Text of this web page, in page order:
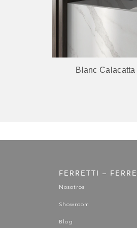
Blanc Calacatta
FERRETTI –
Nosotros
Showroom
Blog